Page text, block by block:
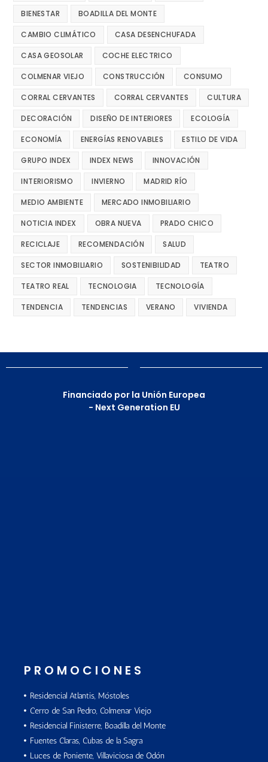
BIENESTAR BOADILLA DEL MONTE
CAMBIO CLIMÁTICO CASA DESENCHUFADA
CASA GEOSOLAR COCHE ELECTRICO
COLMENAR VIEJO CONSTRUCCIÓN CONSUMO
CORRAL CERVANTES CORRAL CERVANTES CULTURA
DECORACIÓN DISEÑO DE INTERIORES ECOLOGÍA
ECONOMÍA ENERGÍAS RENOVABLES ESTILO DE VIDA
GRUPO INDEX INDEX NEWS INNOVACIÓN
INTERIORISMO INVIERNO MADRID RÍO
MEDIO AMBIENTE MERCADO INMOBILIARIO
NOTICIA INDEX OBRA NUEVA PRADO CHICO
RECICLAJE RECOMENDACIÓN SALUD
SECTOR INMOBILIARIO SOSTENIBILIDAD TEATRO
TEATRO REAL TECNOLOGIA TECNOLOGÍA
TENDENCIA TENDENCIAS VERANO VIVIENDA
Financiado por la Unión Europea
- Next Generation EU
PROMOCIONES
Residencial Atlantis, Móstoles
Cerro de San Pedro, Colmenar Viejo
Residencial Finisterre, Boadilla del Monte
Fuentes Claras, Cubas de la Sagra
Luces de Poniente, Villaviciosa de Odón